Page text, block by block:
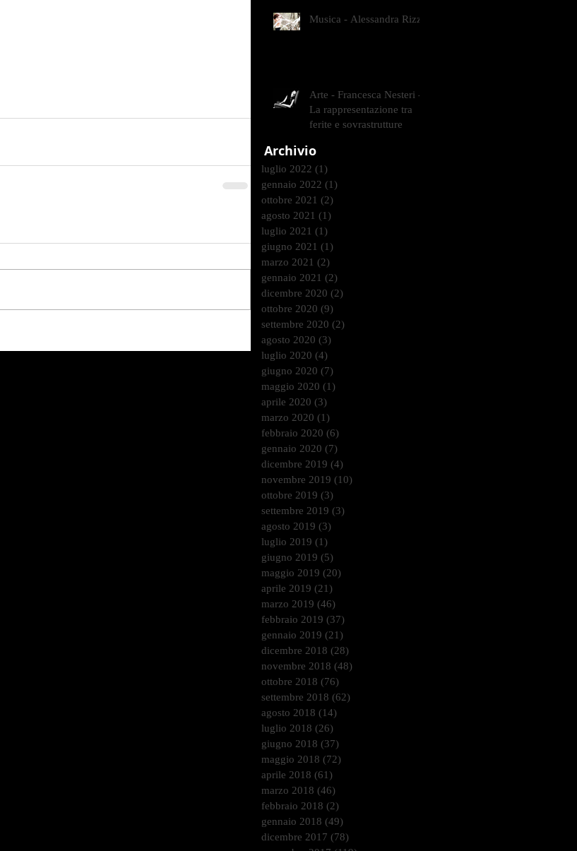
Musica - Alessandra Rizzo
Arte - Francesca Nesteri -
La rappresentazione tra
ferite e sovrastrutture
Archivio
luglio 2022 (1)
gennaio 2022 (1)
ottobre 2021 (2)
agosto 2021 (1)
luglio 2021 (1)
giugno 2021 (1)
marzo 2021 (2)
gennaio 2021 (2)
dicembre 2020 (2)
ottobre 2020 (9)
settembre 2020 (2)
agosto 2020 (3)
luglio 2020 (4)
giugno 2020 (7)
maggio 2020 (1)
aprile 2020 (3)
marzo 2020 (1)
febbraio 2020 (6)
gennaio 2020 (7)
dicembre 2019 (4)
novembre 2019 (10)
ottobre 2019 (3)
settembre 2019 (3)
agosto 2019 (3)
luglio 2019 (1)
giugno 2019 (5)
maggio 2019 (20)
aprile 2019 (21)
marzo 2019 (46)
febbraio 2019 (37)
gennaio 2019 (21)
dicembre 2018 (28)
novembre 2018 (48)
ottobre 2018 (76)
settembre 2018 (62)
agosto 2018 (14)
luglio 2018 (26)
giugno 2018 (37)
maggio 2018 (72)
aprile 2018 (61)
marzo 2018 (46)
febbraio 2018 (2)
gennaio 2018 (49)
dicembre 2017 (78)